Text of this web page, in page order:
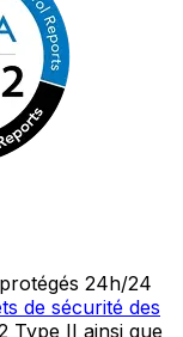
24h/24
de sécurité des
Type II ainsi que